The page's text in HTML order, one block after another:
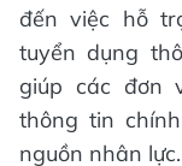
đến việc hỗ
tuyển dụng
giúp các đơn
thông tin
nguồn nhân lực.